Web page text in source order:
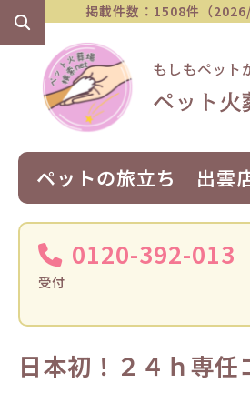
掲載件数：1508件（
ペットの旅立ち 出雲
0120-392-013
受付
日本初！２４ｈ専任